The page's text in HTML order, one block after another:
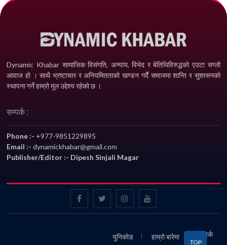
Dynamic Khabar सामाजिक विसंगति, अन्याय, विभेद­ र बेतिथिविरुद्धको एउटा सग्लो
आवाज हो । साथै भ्रष्टाचार र अनियमितताको खण्डन गर्दै समाजमा शान्ति र सुशासनको
स्थापना गर्ने हाम्रो मूल उद्देश्य रहेको छ ।
सम्पर्क :
Phone :- +977-9851229895
Email :-dynamickhabar@gmail.com
Publisher/Editor :- Dipesh Sinjali Magar
युनिकोड हाम्रो बारेमा सम्पर्क
TOP